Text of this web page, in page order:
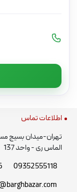
اطلاعات تماس
تهران-میدان بسیج
الماس ری - واحد 137
09352555118